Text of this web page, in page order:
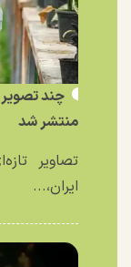
چند تصویر
منتشر شد
تصاویر
ایران،...